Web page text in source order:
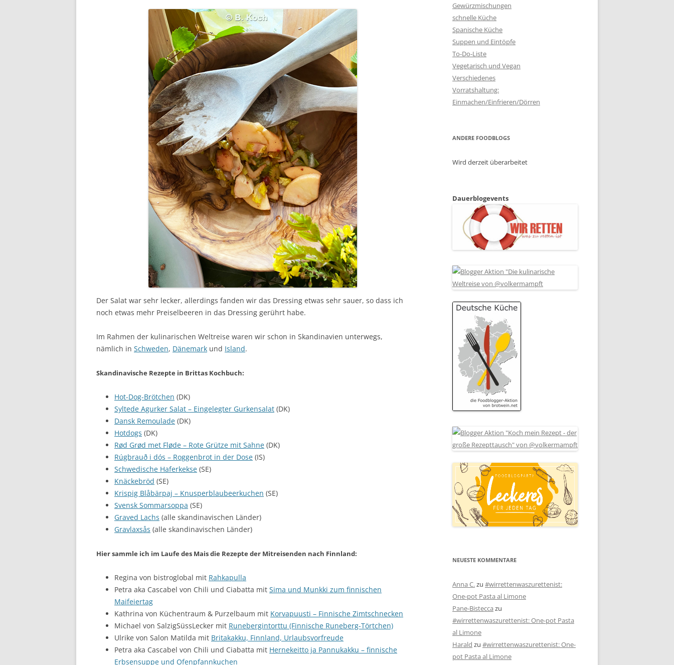
Der Salat war sehr lecker, allerdings fanden wir das Dressing etwas sehr sauer, so dass ich
noch etwas mehr Preiselbeeren in das Dressing gerührt habe.
Im Rahmen der kulinarischen Weltreise waren wir schon in Skandinavien unterwegs,
nämlich in Schweden, Dänemark und Island.
Skandinavische Rezepte in Brittas Kochbuch:
Hot-Dog-Brötchen (DK)
Syltede Agurker Salat – Eingelegter Gurkensalat (DK)
Dansk Remoulade (DK)
Hotdogs (DK)
Rød Grød met Fløde – Rote Grütze mit Sahne (DK)
Rúgbrauð i dós – Roggenbrot in der Dose (IS)
Schwedische Haferkekse (SE)
Knäckebröd (SE)
Krispig Blåbärpaj – Knusperblaubeerkuchen (SE)
Svensk Sommarsoppa (SE)
Graved Lachs (alle skandinavischen Länder)
Gravlaxsås (alle skandinavischen Länder)
Hier sammle ich im Laufe des Mais die Rezepte der Mitreisenden nach Finnland:
Regina von bistroglobal mit Rahkapulla
Petra aka Cascabel von Chili und Ciabatta mit Sima und Munkki zum finnischen
Maifeiertag
Kathrina von Küchentraum & Purzelbaum mit Korvapuusti – Finnische Zimtschnecken
Michael von SalzigSüssLecker mit Runebergintorttu (Finnische Runeberg-Törtchen)
Ulrike von Salon Matilda mit Britakakku, Finnland, Urlaubsvorfreude
Petra aka Cascabel von Chili und Ciabatta mit Hernekeitto ja Pannukakku – finnische
Erbsensuppe und Ofenpfannkuchen
Gewürzmischungen
schnelle Küche
Spanische Küche
Suppen und Eintöpfe
To-Do-Liste
Vegetarisch und Vegan
Verschiedenes
Vorratshaltung:
Einmachen/Einfrieren/Dörren
ANDERE FOODBLOGS
Wird derzeit überarbeitet
Dauerblogevents
NEUESTE KOMMENTARE
Anna C.zu #wirrettenwaszurettenist:
One-pot Pasta al Limone
Pane-Bistecca zu
#wirrettenwaszurettenist: One-pot Pasta
al Limone
Harald zu #wirrettenwaszurettenist: One-
pot Pasta al Limone